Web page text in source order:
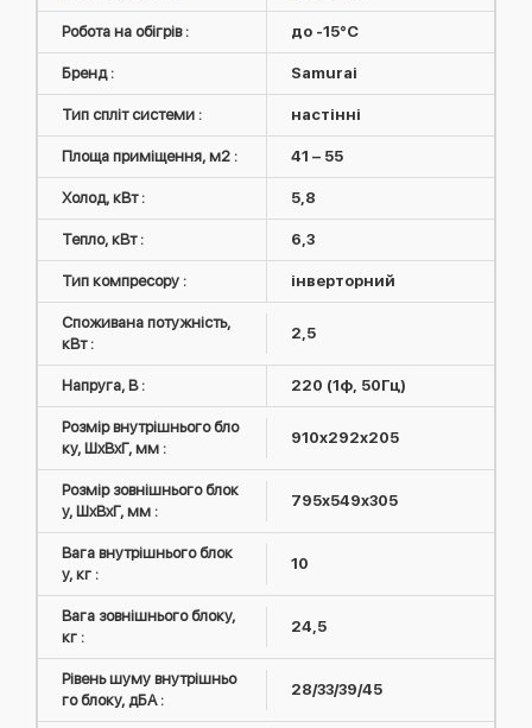
Робота на обігрів : до -15°C
Бренд : Samurai
Тип спліт системи : настінні
Площа приміщення, м2 : 41 – 55
Холод, кВт : 5,8
Тепло, кВт : 6,3
Тип компресору : інверторний
Споживана потужність,
кВт :
2,5
Напруга, В : 220 (1ф, 50Гц)
Розмір внутрішнього бло
ку, ШxВxГ, мм :
910x292x205
Розмір зовнішнього блок
у, ШxВxГ, мм :
795x549x305
Вага внутрішнього блок
у, кг :
10
Вага зовнішнього блоку,
кг :
24,5
Рівень шуму внутрішньо
го блоку, дБА :
28/33/39/45